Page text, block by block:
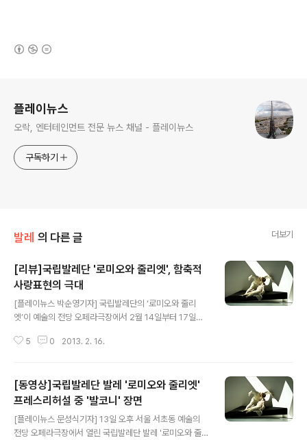
플레이뉴스
오락, 엔터테인먼트 전문 뉴스 채널 - 플레이뉴스
구독하기
발레 의 다른 글 더보기
[리뷰]국립발레단 '로미오와 줄리엣', 함축적
사랑표현의 극대
[플레이뉴스 박순영기자] 국립발레단의 ‘로미오와 줄리
엣’이 예술의 전당 오페라극장에서 2월 14일부터 17일까
어의 고전 ‘로미오와 줄리엣’은 발레로도 여러 버전이 있지
있다. 국립발레단은 이 버전으로 2000년 초연과 2002년
재공연, 2011년 10월 공연에서 호평을 받은 이후 이번 공
연에서도 모던함과 서정성 짙은 강렬한 인상의 ‘로미오와
줄리엣’을 선보이며 관객들의 환호를 받았다. 공연 첫날인
5 0 2013. 2. 16.
[동영상]국립발레단 발레 '로미오와 줄리엣'
프레스리허설 중 '발코니' 장면
[플레이뉴스 문성식기자] 13일 오후 서울 서초동 예술의
전당 오페라극장에서 열린 국립발레단 발레 '로미오와 줄